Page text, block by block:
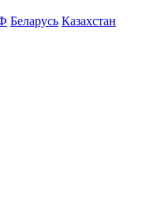
Беларусь Казахстан